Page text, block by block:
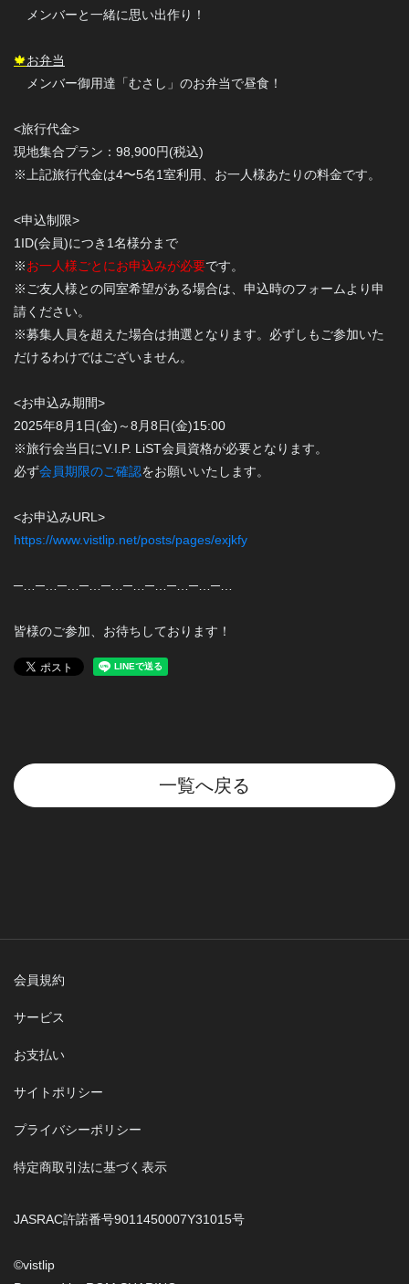
メンバーと一緒に思い出作り！
🍁お弁当
メンバー御用達「むさし」のお弁当で昼食！
<旅行代金>
現地集合プラン：98,900円(税込)
※上記旅行代金は4〜5名1室利用、お一人様あたりの料金です。
<申込制限>
1ID(会員)につき1名様分まで
※お一人様ごとにお申込みが必要です。
※ご友人様との同室希望がある場合は、申込時のフォームより申
請ください。
※募集人員を超えた場合は抽選となります。必ずしもご参加いた
だけるわけではございません。
<お申込み期間>
2025年8月1日(金)～8月8日(金)15:00
※旅行会当日にV.I.P. LiST会員資格が必要となります。
必ず会員期限のご確認をお願いいたします。
<お申込みURL>
https://www.vistlip.net/posts/pages/exjkfy
─…─…─…─…─…─…─…─…─…─…
皆様のご参加、お待ちしております！
一覧へ戻る
会員規約
サービス
お支払い
サイトポリシー
プライバシーポリシー
特定商取引法に基づく表示
JASRAC許諾番号9011450007Y31015号
©︎vistlip